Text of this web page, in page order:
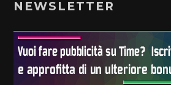
NEWSLETTER